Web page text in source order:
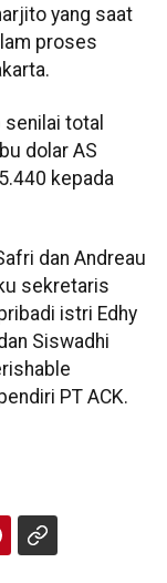
yang saat
proses
total
dolar AS
kepada
dan Andreau
sekretaris
istri Edhy
Siswadhi
PT ACK.